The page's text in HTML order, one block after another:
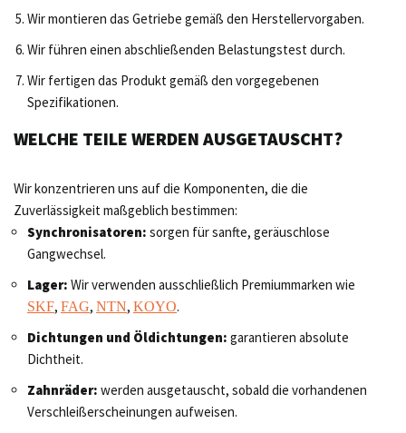
Wir montieren das Getriebe gemäß den Herstellervorgaben.
Wir führen einen abschließenden Belastungstest durch.
Wir fertigen das Produkt gemäß den vorgegebenen
Spezifikationen.
WELCHE TEILE WERDEN AUSGETAUSCHT?
Wir konzentrieren uns auf die Komponenten, die die
Zuverlässigkeit maßgeblich bestimmen:
Synchronisatoren: sorgen für sanfte, geräuschlose
Gangwechsel.
Lager: Wir verwenden ausschließlich Premiummarken wie
SKF, FAG, NTN, KOYO.
Dichtungen und Öldichtungen: garantieren absolute
Dichtheit.
Zahnräder: werden ausgetauscht, sobald die vorhandenen
Verschleißerscheinungen aufweisen.